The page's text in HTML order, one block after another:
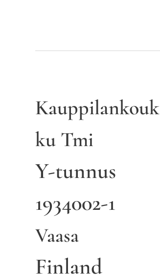
Kauppilankouk
ku Tmi
Y-tunnus
1934002-1
Vaasa
Finland